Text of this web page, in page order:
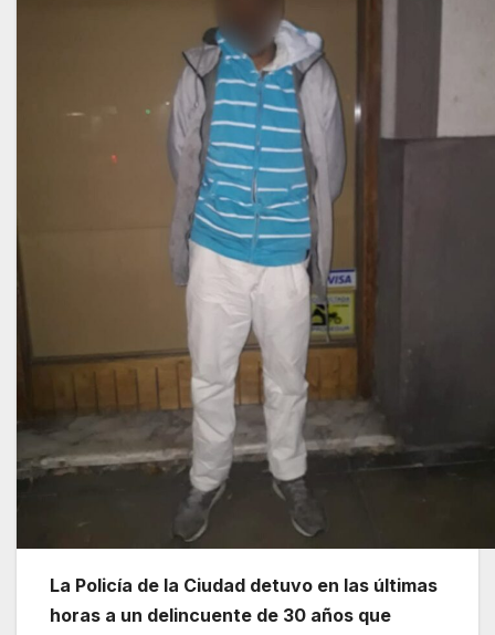
La Policía de la Ciudad detuvo en las últimas
horas a un delincuente de 30 años que